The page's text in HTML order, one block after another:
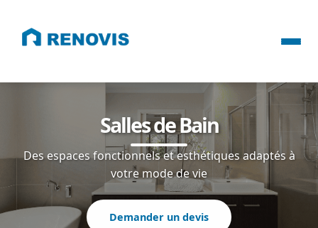
Salles de Bain
Des espaces fonctionnels et esthétiques adaptés à
votre mode de vie
Demander un devis